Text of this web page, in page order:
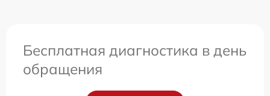
Бесплатная диагностика в день
обращения